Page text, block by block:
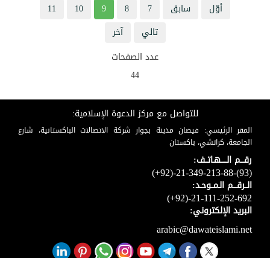
أوّل سابق 7
8
9
10
11
تالي
آخر
عدد الصفحات
44
للتواصل مع مركز الدعوة الإسلامية:
المقر الرئيسي: فيضان مدينة بجوار شركة الاتصالات الباكستانية، شارع
الجامعة، كراتشي، باكستان
رقـــم الـــــهـاتــف:
(+92)-21-349-213-88-(93)
الــرقـــم الـمــوحـد:
(+92)-21-111-252-692
البريد الإلكتروني:
arabic@dawateislami.net